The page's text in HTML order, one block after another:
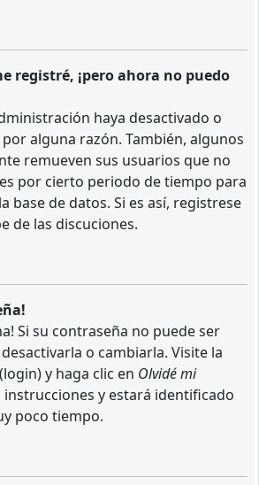
registré, ¡pero ahora no puedo
haya desactivado o
alguna razón. También, algunos
remueven sus usuarios que no
por cierto periodo de tiempo para
base de datos. Si es así, registrese
de las discuciones.
Si su contraseña no puede ser
o cambiarla. Visite la
y haga clic en Olvidé mi
instrucciones y estará identificado
poco tiempo.